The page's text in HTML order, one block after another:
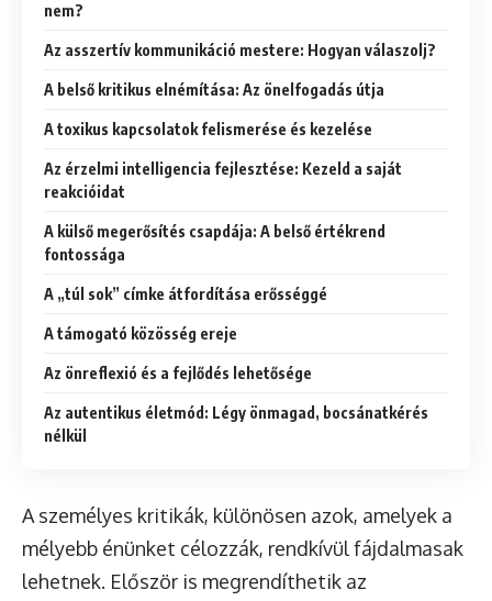
nem?
Az asszertív kommunikáció mestere: Hogyan válaszolj?
A belső kritikus elnémítása: Az önelfogadás útja
A toxikus kapcsolatok felismerése és kezelése
Az érzelmi intelligencia fejlesztése: Kezeld a saját
reakcióidat
A külső megerősítés csapdája: A belső értékrend
fontossága
A „túl sok” címke átfordítása erősséggé
A támogató közösség ereje
Az önreflexió és a fejlődés lehetősége
Az autentikus életmód: Légy önmagad, bocsánatkérés
nélkül
A személyes kritikák, különösen azok, amelyek a
mélyebb énünket célozzák, rendkívül fájdalmasak
lehetnek. Először is megrendíthetik az